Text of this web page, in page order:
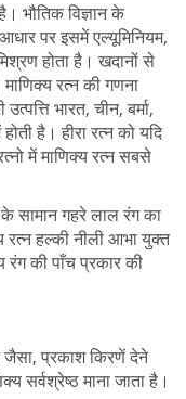
भौतिक विज्ञान के
पर इसमें एल्यूमिनियम,
होता है। खदानों से
रत्न की गणना
भारत, चीन, बर्मा,
है। हीरा रत्न को यदि
में माणिक्य रत्न सबसे
सामान गहरे लाल रंग का
रत्न हल्की नीली आभा युक्त
रंग की पाँच प्रकार की
प्रकाश किरणें देने
सर्वश्रेष्ठ माना जाता है।